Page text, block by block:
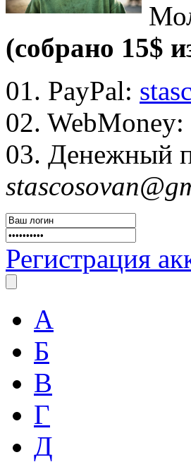
(собрано 15$
01. PayPal:
02. WebMoney:
03. Денежный
Регистрация
А
Б
В
Г
Д